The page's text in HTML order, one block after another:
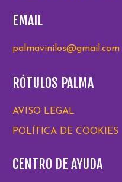
EMAIL
palmavinilos@gmail.com
RÓTULOS PALMA
AVISO LEGAL
POLÍTICA DE COOKIES
CENTRO DE AYUDA